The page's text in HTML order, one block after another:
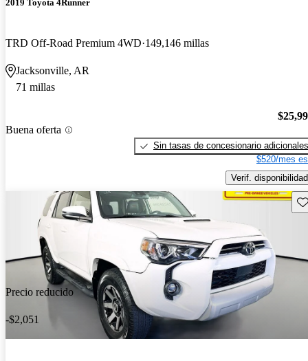
2019 Toyota 4Runner
TRD Off-Road Premium 4WD 149,146 millas
Jacksonville, AR
71 millas
Buena oferta
Sin tasas de concesionario adicionales
$520/mes
Verif. disponibilidad
Precio reducido
-$2,051